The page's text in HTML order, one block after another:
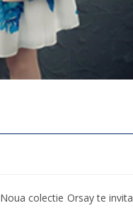
Noua colectie Orsay te invita